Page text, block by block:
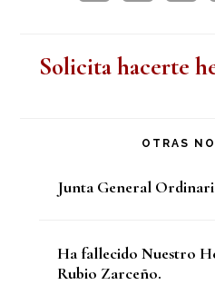
Solicita hacerte
OTRAS
Junta General
Ha fallecido Nuestro
Rubio Zarceño.